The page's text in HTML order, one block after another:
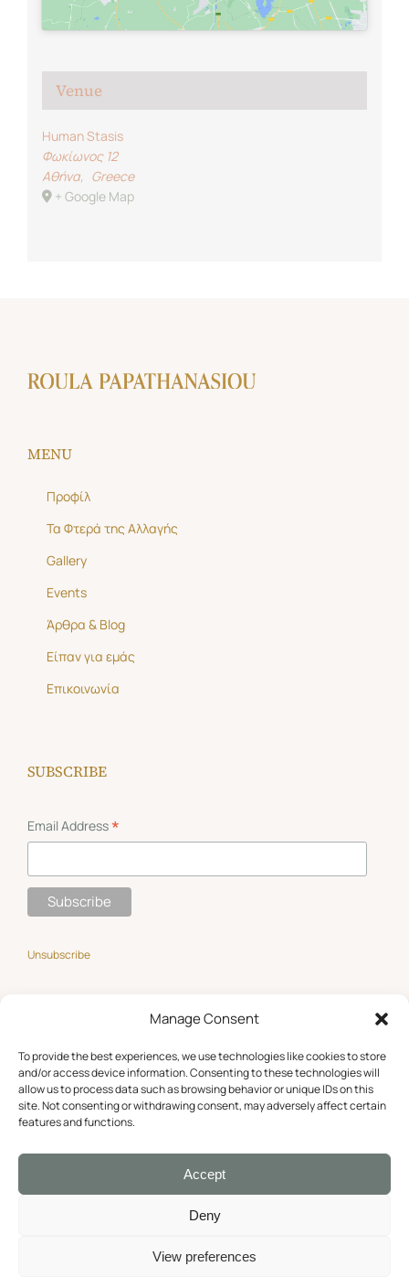
Manage Consent
To provide the best experiences, we use technologies like cookies to store
and/or access device information. Consenting to these technologies will
allow us to process data such as browsing behavior or unique IDs on this
site. Not consenting or withdrawing consent, may adversely affect certain
features and functions.
Accept
Deny
View preferences
Venue
Human Stasis
Φωκίωνος 12
Αθήνα, Greece
+ Google Map
MENU
Προφίλ
Τα Φτερά της Αλλαγής
Gallery
Events
Άρθρα & Blog
Είπαν για εμάς
Επικοινωνία
SUBSCRIBE
Email Address*
Unsubscribe
2026 Roula Papathanasiou. All Rights Reserved.